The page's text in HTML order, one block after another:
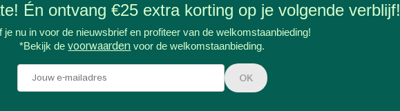
Én ontvang €25 extra korting op je volgende verblijf!
je nu in voor de nieuwsbrief en profiteer van de welkomstaanbieding!
*Bekijk devoorwaarden voor de welkomstaanbieding.
OK